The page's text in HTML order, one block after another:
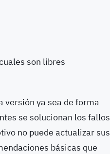
son libres
versión ya sea de forma
se solucionan los fallos
no puede actualizar sus
básicas que